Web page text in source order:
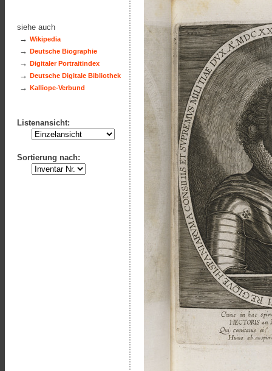
siehe auch
→ Wikipedia
→ Deutsche Biographie
→ Digitaler Portraitindex
→ Deutsche Digitale Bibliothek
→ Kalliope-Verbund
Listenansicht:
Sortierung nach: